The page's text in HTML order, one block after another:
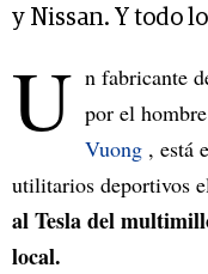
y Nissan. Y todo
U n fabricante
por el
Vuong , está
utilitarios deportivos
al Tesla del
local.